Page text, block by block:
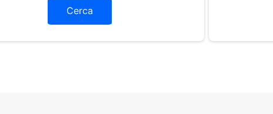
Cerca